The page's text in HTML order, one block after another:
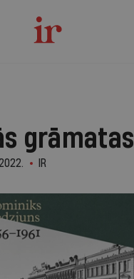
grāmatas
IR